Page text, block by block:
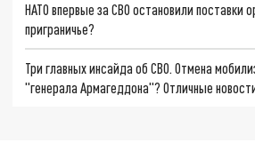
НАТО впервые за СВО остановили поставки
приграничье?
Три главных инсайда об СВО. Отмена
"генерала Армагеддона"? Отличные